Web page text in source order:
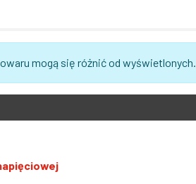
mogą się różnić od wyświetlonych.